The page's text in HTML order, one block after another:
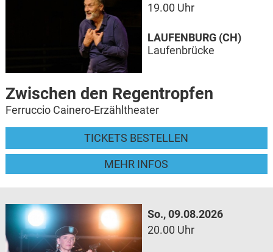
19.00 Uhr
Zwischen den Regentropfen
Ferruccio Cainero-Erzähltheater
TICKETS BESTELLEN
MEHR INFOS
LAUFENBURG (CH)
Laufenbrücke
So., 09.08.2026
20.00 Uhr